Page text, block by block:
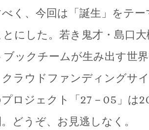
く、今回は「誕生」をテ
にした。若き鬼才・島口
ックチームが生み出す世
ラウドファンディングサイ
ロジェクト「27－05」は
どうぞ、お見逃しなく。